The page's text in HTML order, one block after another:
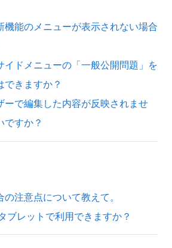
機能のメニューが表示されない場合
イドメニューの「一般公開問題」を
できますか？
ーで編集した内容が反映されませ
ですか？
注意点について教えて。
ブレットで利用できますか？